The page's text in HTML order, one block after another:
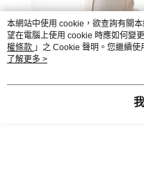
本網站中使用 cookie，欲查詢有關
望在電腦上使用 cookie 時應如何變
權條款 」之 Cookie 聲明。您繼續
用條款之 Cookie 聲明使用 cookie。
了解更多 >